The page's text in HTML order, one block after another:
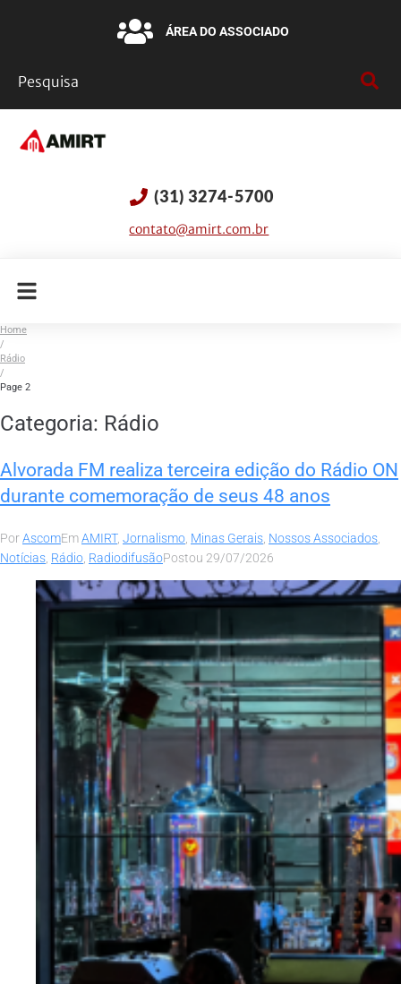
ÁREA DO ASSOCIADO
(31) 3274-5700
contato@amirt.com.br
Home
/
Rádio
/
Page 2
Categoria: Rádio
Alvorada FM realiza terceira edição do Rádio ON
durante comemoração de seus 48 anos
PorAscomEmAMIRT, Jornalismo, Minas Gerais, Nossos Associados,
Notícias, Rádio, RadiodifusãoPostou 29/07/2026